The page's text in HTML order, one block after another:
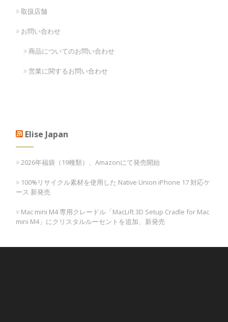
取扱店舗
お問い合わせ
商品についてのお問い合わせ
営業に関するお問い合わせ
Elise Japan
2026年福袋（19種類）、Amazonにて発売開始
100%リサイクル素材を使用した Native Union iPhone 17 対応ケ
ース 新発売
Mac mini M4 専用クレードル「MacLift 3D Setup Cradle for Mac
mini M4」にクリスタルルーセントを追加、新発売